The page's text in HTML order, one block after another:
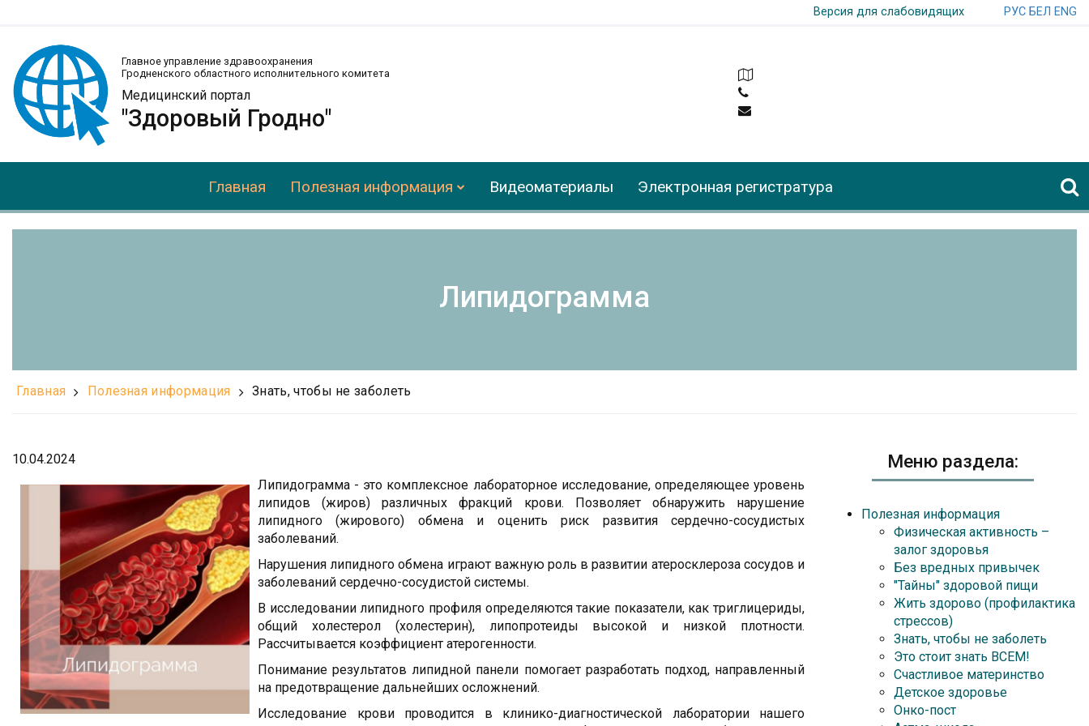
Версия для слабовидящих РУС БЕЛ ENG
Главное управление здравоохранения
Гродненского областного исполнительного комитета
Медицинский портал
"Здоровый Гродно"
Главная Полезная информация Видеоматериалы Электронная регистратура
Липидограмма
Главная Полезная информация Знать, чтобы не заболеть
10.04.2024
Липидограмма - это комплексное лабораторное исследование, определяющее уровень
липидов (жиров) различных фракций крови. Позволяет обнаружить нарушение
липидного (жирового) обмена и оценить риск развития сердечно-сосудистых
заболеваний.
Нарушения липидного обмена играют важную роль в развитии атеросклероза сосудов и
заболеваний сердечно-сосудистой системы.
В исследовании липидного профиля определяются такие показатели, как триглицериды,
общий холестерол (холестерин), липопротеиды высокой и низкой плотности.
Рассчитывается коэффициент атерогенности.
Понимание результатов липидной панели помогает разработать подход, направленный
на предотвращение дальнейших осложнений.
Исследование крови проводится в клинико-диагностической лаборатории нашего
Меню раздела:
Полезная информация
Физическая активность –
залог здоровья
Без вредных привычек
"Тайны" здоровой пищи
Жить здорово (профилактика
стрессов)
Знать, чтобы не заболеть
Это стоит знать ВСЕМ!
Счастливое материнство
Детское здоровье
Онко-пост